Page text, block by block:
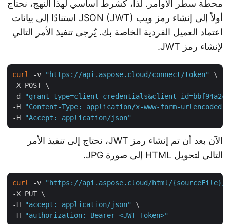
محطة سطر الأوامر. لذا، كشرط أساسي لهذا النهج، نحتاج
أولاً إلى إنشاء رمز ويب JSON (JWT) استنادًا إلى بيانات
اعتماد العميل الفردية الخاصة بك. يُرجى تنفيذ الأمر التالي
لإنشاء رمز JWT.
curl -v "https://api.aspose.cloud/connect/token" \
-X POST \
-d "grant_type=client_credentials&client_id=bbf94a2c-
-H "Content-Type: application/x-www-form-
-H "Accept: application/json"
الآن بعد أن تم إنشاء رمز JWT، نحتاج إلى تنفيذ الأمر
التالي لتحويل HTML إلى صورة JPG.
curl -v "https://api.aspose.cloud/html/{sourceFile}/
-X PUT \
-H "accept: application/json" \
-H "authorization: Bearer <JWT Token>"